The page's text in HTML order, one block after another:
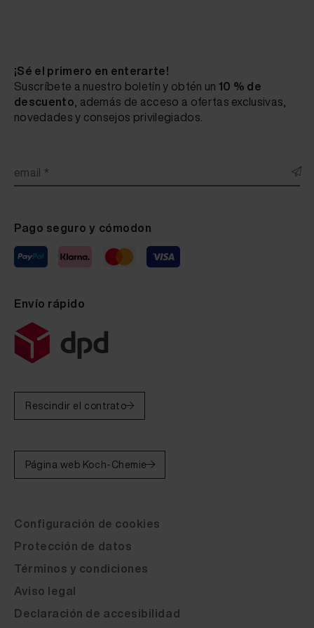
Fluid Leather Nissan alezan orange 20 ml
Fluid Leather Nissan charcoal 20 ml
¡Sé el primero en enterarte!
Suscríbete a nuestro boletín y obtén un 10 % de
descuento, además de acceso a ofertas exclusivas,
novedades y consejos privilegiados.
email *
Pago seguro y cómodon
Envío rápido
Rescindir el contrato
Página web Koch-Chemie
Configuración de cookies
Protección de datos
Términos y condiciones
Aviso legal
Declaración de accesibilidad